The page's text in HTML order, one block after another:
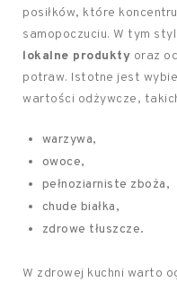
posiłków, które
samopoczuciu. W tym
lokalne produkty oraz
potraw. Istotne jest
wartości odżywcze,
warzywa,
owoce,
pełnoziarniste zboża,
chude białka,
zdrowe tłuszcze.
W zdrowej kuchni warto